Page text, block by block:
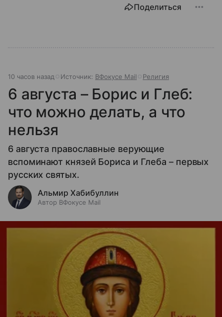
Поделиться
10 часов назад Источник: ВФокусе Mail Религия
6 августа – Борис и Глеб:
что можно делать, а что
нельзя
6 августа православные верующие
вспоминают князей Бориса и Глеба – первых
русских святых.
Альмир Хабибуллин
Автор ВФокусе Mail